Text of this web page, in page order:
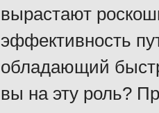
вырастают
эффективность
обладающий
вы на эту роль?